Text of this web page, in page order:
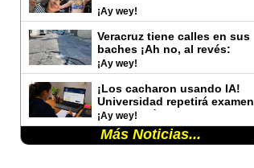
¡Ay wey!
Veracruz tiene calles en sus
baches ¡Ah no, al revés:
baches en sus calles!
¡Ay wey!
¡Los cacharon usando IA!
Universidad repetirá examen
de admisión tras detectar
trampas de aspirantes
¡Ay wey!
Más Noticias...